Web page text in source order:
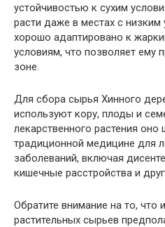
устойчивостью к сухим
расти даже в местах с
хорошо адаптировано к
условиям, что позволяет ему
зоне.
Для сбора сырья Хинного
используют кору, плоды и
лекарственного растения оно
традиционной медицине для
заболеваний, включая
кишечные расстройства и
Обратите внимание на то, что
растительных сырьев